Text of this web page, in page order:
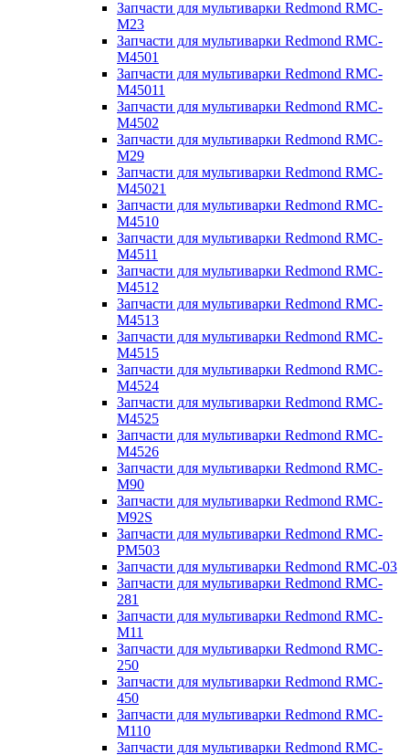
Запчасти для мультиварки Redmond RMC-
M23
Запчасти для мультиварки Redmond RMC-
M4501
Запчасти для мультиварки Redmond RMC-
M45011
Запчасти для мультиварки Redmond RMC-
M4502
Запчасти для мультиварки Redmond RMC-
M29
Запчасти для мультиварки Redmond RMC-
M45021
Запчасти для мультиварки Redmond RMC-
M4510
Запчасти для мультиварки Redmond RMC-
M4511
Запчасти для мультиварки Redmond RMC-
M4512
Запчасти для мультиварки Redmond RMC-
M4513
Запчасти для мультиварки Redmond RMC-
M4515
Запчасти для мультиварки Redmond RMC-
M4524
Запчасти для мультиварки Redmond RMC-
M4525
Запчасти для мультиварки Redmond RMC-
M4526
Запчасти для мультиварки Redmond RMC-
M90
Запчасти для мультиварки Redmond RMC-
M92S
Запчасти для мультиварки Redmond RMC-
PM503
Запчасти для мультиварки Redmond RMC-03
Запчасти для мультиварки Redmond RMC-
281
Запчасти для мультиварки Redmond RMC-
M11
Запчасти для мультиварки Redmond RMC-
250
Запчасти для мультиварки Redmond RMC-
450
Запчасти для мультиварки Redmond RMC-
M110
Запчасти для мультиварки Redmond RMC-